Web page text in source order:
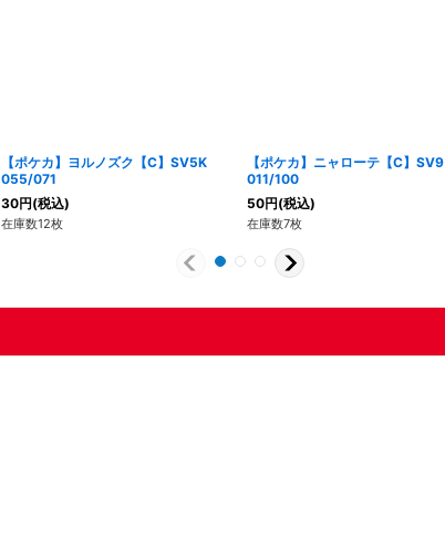
【ポケカ】ヨルノズク【C】SV5K
055/071
30円(税込)
在庫数12枚
【ポケカ】ニャローテ【C】SV9
011/100
50円(税込)
在庫数7枚